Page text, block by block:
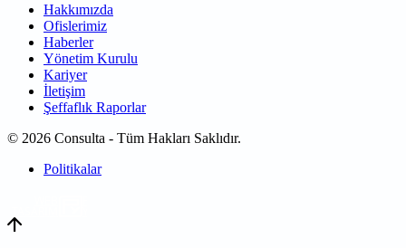
Hakkımızda
Ofislerimiz
Haberler
Yönetim Kurulu
Kariyer
İletişim
Şeffaflık Raporlar
© 2026 Consulta - Tüm Hakları Saklıdır.
Politikalar